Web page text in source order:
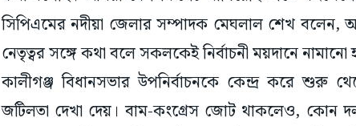
সিপিএমের নদীয়া জেলার সম্পাদক মেঘলাল শেখ বলেন,
নেতৃত্বর সঙ্গে কথা বলে সকলকেই নির্বাচনী ময়দানে
কালীগঞ্জ বিধানসভার উপনির্বাচনকে কেন্দ্র করে শুরু
জটিলতা দেখা দেয়। বাম-কংগ্রেস জোট থাকলেও, কোন দল